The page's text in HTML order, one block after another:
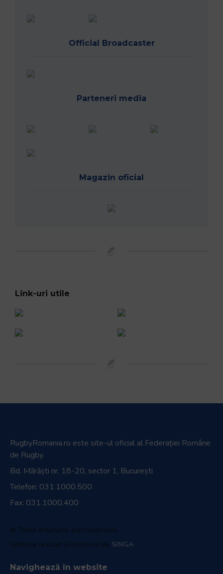
Official Broadcaster
Parteneri media
Magazin oficial
Link-uri utile
RugbyRomania.ro este site-ul oficial al Federației Române
de Rugby.
Bd. Mărăști nr. 18-20, sector 1, București
Telefon: 031.1000.500
Fax: 031.1000.400
© Toate drepturile sunt rezervate.
Website realizat și întreținut de SINGA
Navighează în website